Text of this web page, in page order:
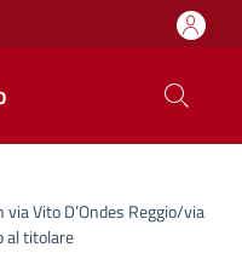
via Vito D’Ondes Reggio/via
al titolare